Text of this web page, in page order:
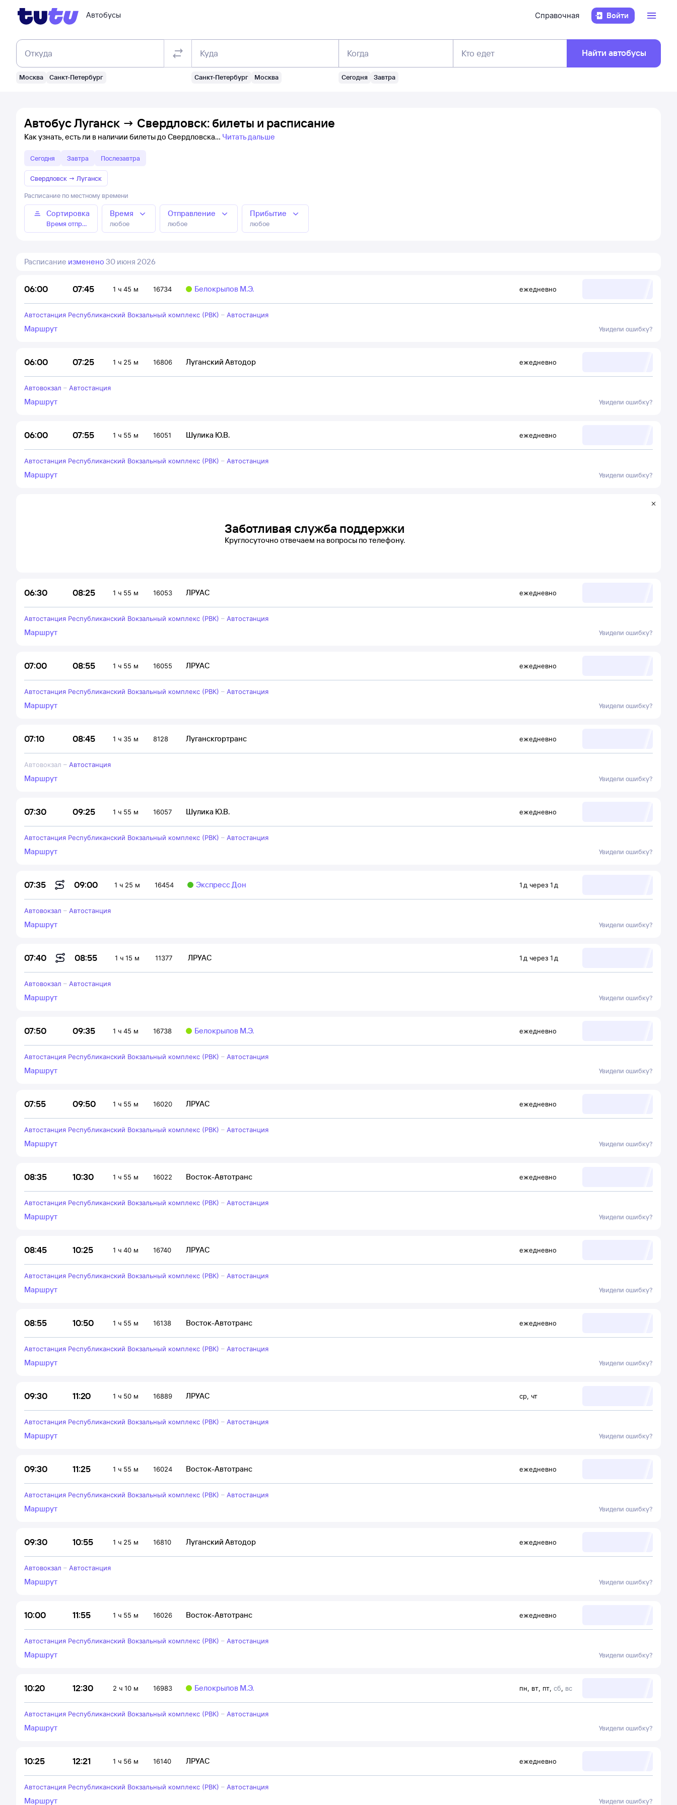
Автобусы Справочная Войти
Откуда
Москва Санкт-Петербург
Куда
Санкт-Петербург Москва
Когда
Сегодня Завтра
Кто едет Найти автобусы
Автобус Луганск → Свердловск: билеты и расписание
Как узнать, есть ли в наличии билеты до Свердловска Читать дальше
Сегодня Завтра Послезавтра
Свердловск → Луганск
Расписание по местному времени
Сортировка
Время отправления
Время
любое
Отправление
любое
Прибытие
любое
Расписание изменено 30 июня 2026
06:00 07:45 1 ч 45 м 16734 Белокрылов М.Э. ежедневно
Автостанция Республиканский Вокзальный комплекс (РВК) – Автостанция
Маршрут Увидели ошибку?
06:00 07:25 1 ч 25 м 16806 Луганский Автодор ежедневно
Автовокзал – Автостанция
Маршрут Увидели ошибку?
06:00 07:55 1 ч 55 м 16051 Шулика Ю.В. ежедневно
Автостанция Республиканский Вокзальный комплекс (РВК) – Автостанция
Маршрут Увидели ошибку?
Заботливая служба поддержки
Круглосуточно отвечаем на вопросы по телефону.
06:30 08:25 1 ч 55 м 16053 ЛРУАС ежедневно
Автостанция Республиканский Вокзальный комплекс (РВК) – Автостанция
Маршрут Увидели ошибку?
07:00 08:55 1 ч 55 м 16055 ЛРУАС ежедневно
Автостанция Республиканский Вокзальный комплекс (РВК) – Автостанция
Маршрут Увидели ошибку?
07:10 08:45 1 ч 35 м 8128 Луганскгортранс ежедневно
Автовокзал – Автостанция
Маршрут Увидели ошибку?
07:30 09:25 1 ч 55 м 16057 Шулика Ю.В. ежедневно
Автостанция Республиканский Вокзальный комплекс (РВК) – Автостанция
Маршрут Увидели ошибку?
07:35 09:00 1 ч 25 м 16454 Экспресс Дон 1 д через 1 д
Автовокзал – Автостанция
Маршрут Увидели ошибку?
07:40 08:55 1 ч 15 м 11377 ЛРУАС 1 д через 1 д
Автовокзал – Автостанция
Маршрут Увидели ошибку?
07:50 09:35 1 ч 45 м 16738 Белокрылов М.Э. ежедневно
Автостанция Республиканский Вокзальный комплекс (РВК) – Автостанция
Маршрут Увидели ошибку?
07:55 09:50 1 ч 55 м 16020 ЛРУАС ежедневно
Автостанция Республиканский Вокзальный комплекс (РВК) – Автостанция
Маршрут Увидели ошибку?
08:35 10:30 1 ч 55 м 16022 Восток-Автотранс ежедневно
Автостанция Республиканский Вокзальный комплекс (РВК) – Автостанция
Маршрут Увидели ошибку?
08:45 10:25 1 ч 40 м 16740 ЛРУАС ежедневно
Автостанция Республиканский Вокзальный комплекс (РВК) – Автостанция
Маршрут Увидели ошибку?
08:55 10:50 1 ч 55 м 16138 Восток-Автотранс ежедневно
Автостанция Республиканский Вокзальный комплекс (РВК) – Автостанция
Маршрут Увидели ошибку?
09:30 11:20 1 ч 50 м 16889 ЛРУАС ср, чт
Автостанция Республиканский Вокзальный комплекс (РВК) – Автостанция
Маршрут Увидели ошибку?
09:30 11:25 1 ч 55 м 16024 Восток-Автотранс ежедневно
Автостанция Республиканский Вокзальный комплекс (РВК) – Автостанция
Маршрут Увидели ошибку?
09:30 10:55 1 ч 25 м 16810 Луганский Автодор ежедневно
Автовокзал – Автостанция
Маршрут Увидели ошибку?
10:00 11:55 1 ч 55 м 16026 Восток-Автотранс ежедневно
Автостанция Республиканский Вокзальный комплекс (РВК) – Автостанция
Маршрут Увидели ошибку?
10:20 12:30 2 ч 10 м 16983 Белокрылов М.Э. пн, вт, пт, сб, вс
Автостанция Республиканский Вокзальный комплекс (РВК) – Автостанция
Маршрут Увидели ошибку?
10:25 12:21 1 ч 56 м 16140 ЛРУАС ежедневно
Автостанция Республиканский Вокзальный комплекс (РВК) – Автостанция
Маршрут Увидели ошибку?